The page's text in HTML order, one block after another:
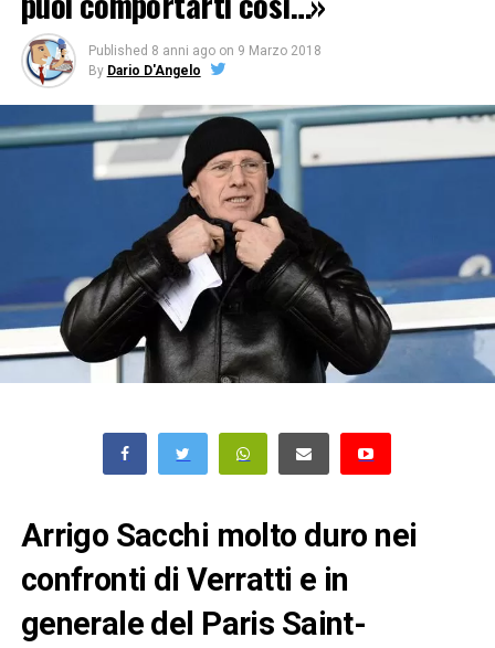
Published 8 anni ago on 9 Marzo 2018
By Dario D'Angelo
Arrigo Sacchi molto duro nei
confronti di Verratti e in
generale del Paris Saint-